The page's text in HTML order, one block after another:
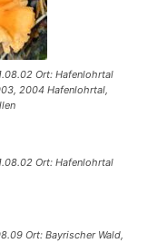
Ort: Hafenlohrtal
2004 Hafenlohrtal,
Ort: Hafenlohrtal
Ort: Bayrischer Wald,